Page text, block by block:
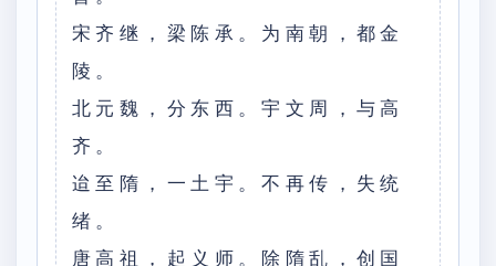
宋齐继，梁陈承。为南朝，都金
陵。
北元魏，分东西。宇文周，与高
齐。
迨至隋，一土宇。不再传，失统
绪。
唐高祖，起义师。除隋乱，创国